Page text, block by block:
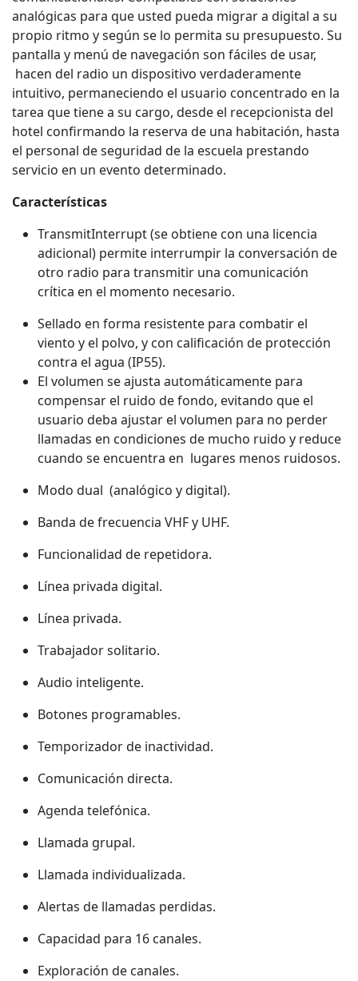
analógicas para que usted pueda migrar a digital a su
propio ritmo y según se lo permita su presupuesto. Su
pantalla y menú de navegación son fáciles de usar,
hacen del radio un dispositivo verdaderamente
intuitivo, permaneciendo el usuario concentrado en la
tarea que tiene a su cargo, desde el recepcionista del
hotel confirmando la reserva de una habitación, hasta
el personal de seguridad de la escuela prestando
servicio en un evento determinado.
Características
TransmitInterrupt (se obtiene con una licencia
adicional) permite interrumpir la conversación de
otro radio para transmitir una comunicación
crítica en el momento necesario.
Sellado en forma resistente para combatir el
viento y el polvo, y con calificación de protección
contra el agua (IP55).
El volumen se ajusta automáticamente para
compensar el ruido de fondo, evitando que el
usuario deba ajustar el volumen para no perder
llamadas en condiciones de mucho ruido y reduce
cuando se encuentra en lugares menos ruidosos.
Modo dual (analógico y digital).
Banda de frecuencia VHF y UHF.
Funcionalidad de repetidora.
Línea privada digital.
Línea privada.
Trabajador solitario.
Audio inteligente.
Botones programables.
Temporizador de inactividad.
Comunicación directa.
Agenda telefónica.
Llamada grupal.
Llamada individualizada.
Alertas de llamadas perdidas.
Capacidad para 16 canales.
Exploración de canales.